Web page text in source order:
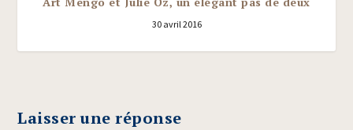
30 avril 2016
Laisser une réponse